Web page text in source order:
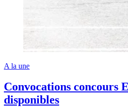
A la une
Convocations concours
disponibles